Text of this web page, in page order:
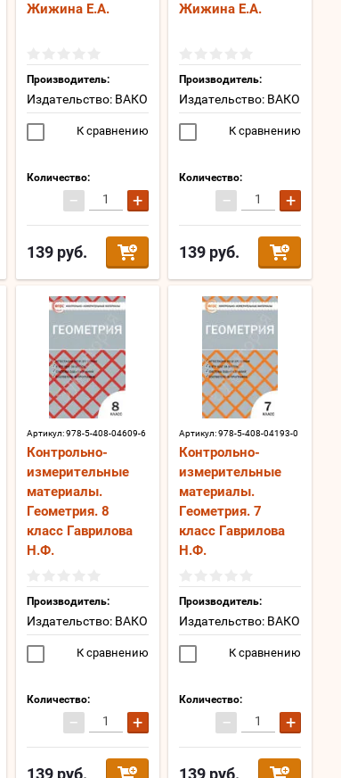
Жижина Е.А.
Производитель:
Издательство: ВАКО
К сравнению
Количество:
− +
139руб.
Жижина Е.А.
Производитель:
Издательство: ВАКО
К сравнению
Количество:
− +
139руб.
Артикул:978-5-408-04609-6
Контрольно-
измерительные
материалы.
Геометрия. 8
класс Гаврилова
Н.Ф.
Производитель:
Издательство: ВАКО
К сравнению
Количество:
− +
139руб.
Артикул:978-5-408-04193-0
Контрольно-
измерительные
материалы.
Геометрия. 7
класс Гаврилова
Н.Ф.
Производитель:
Издательство: ВАКО
К сравнению
Количество:
− +
139руб.